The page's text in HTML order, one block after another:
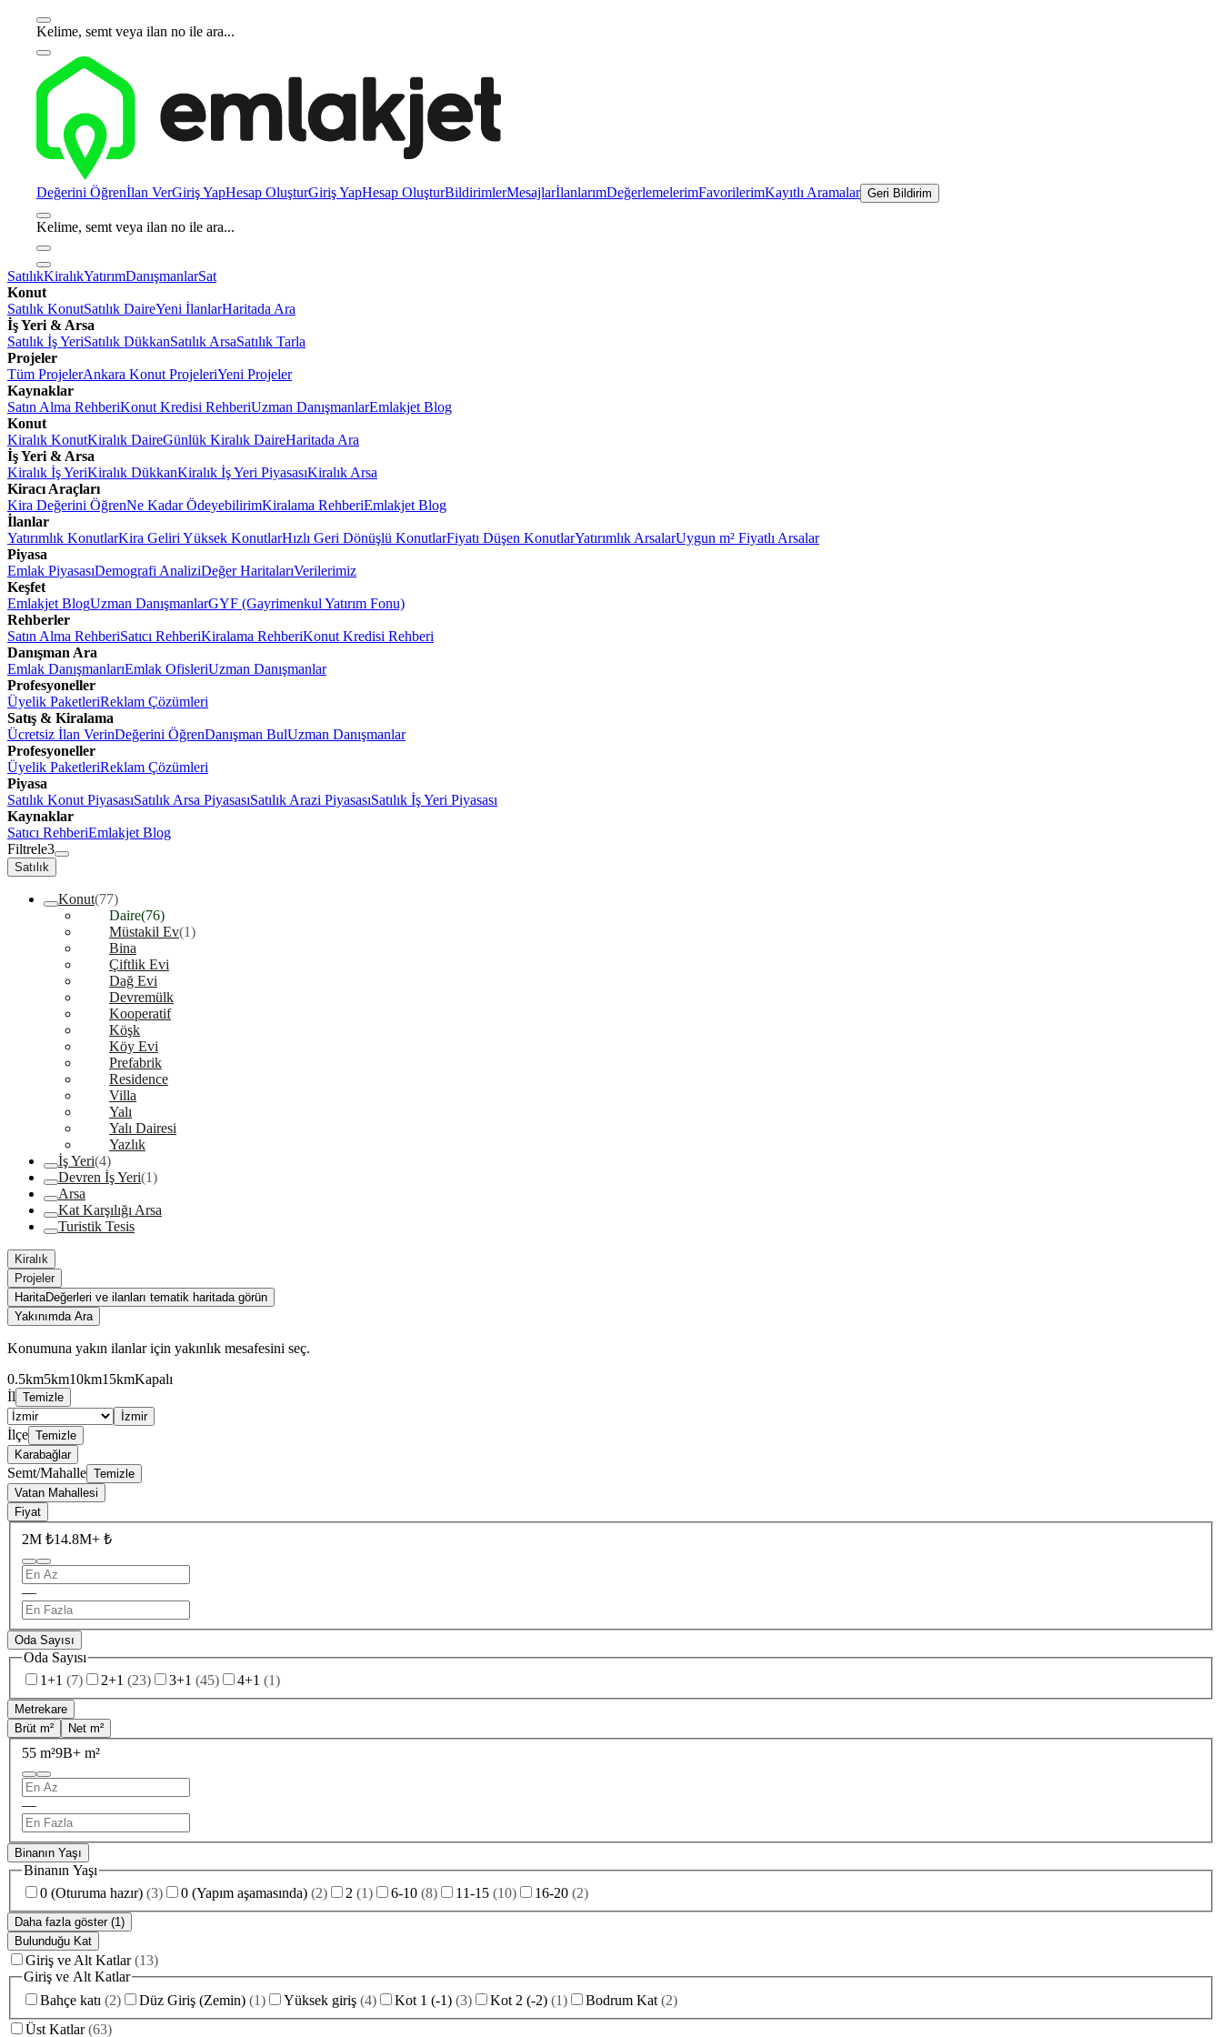
Kelime, semt veya ilan no ile ara...
Değerini Öğrenİlan VerGiriş YapHesap OluşturGiriş YapHesap OluşturBildirimlerMesajlarİlanlarımDeğerlemelerimFavorilerimKayıtlı Aramalar Geri Bildirim
Kelime, semt veya ilan no ile ara...
SatılıkKiralıkYatırımDanışmanlarSat
Konut
Satılık KonutSatılık DaireYeni İlanlarHaritada Ara
İş Yeri & Arsa
Satılık İş YeriSatılık DükkanSatılık ArsaSatılık Tarla
Projeler
Tüm ProjelerAnkara Konut ProjeleriYeni Projeler
Kaynaklar
Satın Alma RehberiKonut Kredisi RehberiUzman DanışmanlarEmlakjet Blog
Konut
Kiralık KonutKiralık DaireGünlük Kiralık DaireHaritada Ara
İş Yeri & Arsa
Kiralık İş YeriKiralık DükkanKiralık İş Yeri PiyasasıKiralık Arsa
Kiracı Araçları
Kira Değerini ÖğrenNe Kadar ÖdeyebilirimKiralama RehberiEmlakjet Blog
İlanlar
Yatırımlık KonutlarKira Geliri Yüksek KonutlarHızlı Geri Dönüşlü KonutlarFiyatı Düşen KonutlarYatırımlık ArsalarUygun m² Fiyatlı Arsalar
Piyasa
Emlak PiyasasıDemografi AnaliziDeğer HaritalarıVerilerimiz
Keşfet
Emlakjet BlogUzman DanışmanlarGYF (Gayrimenkul Yatırım Fonu)
Rehberler
Satın Alma RehberiSatıcı RehberiKiralama RehberiKonut Kredisi Rehberi
Danışman Ara
Emlak DanışmanlarıEmlak OfisleriUzman Danışmanlar
Profesyoneller
Üyelik PaketleriReklam Çözümleri
Satış & Kiralama
Ücretsiz İlan VerinDeğerini ÖğrenDanışman BulUzman Danışmanlar
Profesyoneller
Üyelik PaketleriReklam Çözümleri
Piyasa
Satılık Konut PiyasasıSatılık Arsa PiyasasıSatılık Arazi PiyasasıSatılık İş Yeri Piyasası
Kaynaklar
Satıcı RehberiEmlakjet Blog
Filtrele3
Satılık
Konut(77)
Daire(76)
Müstakil Ev(1)
Bina
Çiftlik Evi
Dağ Evi
Devremülk
Kooperatif
Köşk
Köy Evi
Prefabrik
Residence
Villa
Yalı
Yalı Dairesi
Yazlık
İş Yeri(4)
Devren İş Yeri(1)
Arsa
Kat Karşılığı Arsa
Turistik Tesis
Kiralık
Projeler
HaritaDeğerleri ve ilanları tematik haritada görün
Yakınımda Ara
Konumuna yakın ilanlar için yakınlık mesafesini seç.
0.5km5km10km15kmKapalı
İl Temizle
İzmir
İlçe Temizle
Karabağlar
Semt/Mahalle Temizle
Vatan Mahallesi
Fiyat
2M ₺14.8M+ ₺
—
Oda Sayısı
Oda Sayısı
1+1 (7) 2+1 (23) 3+1 (45) 4+1 (1)
Metrekare
Brüt m²
Net m²
55 m²9B+ m²
—
Binanın Yaşı
Binanın Yaşı
0 (Oturuma hazır) (3) 0 (Yapım aşamasında) (2) 2 (1) 6-10 (8) 11-15 (10) 16-20 (2)
Daha fazla göster (1)
Bulunduğu Kat
Giriş ve Alt Katlar (13)
Giriş ve Alt Katlar
Bahçe katı (2) Düz Giriş (Zemin) (1) Yüksek giriş (4) Kot 1 (-1) (3) Kot 2 (-2) (1) Bodrum Kat (2)
Üst Katlar (63)